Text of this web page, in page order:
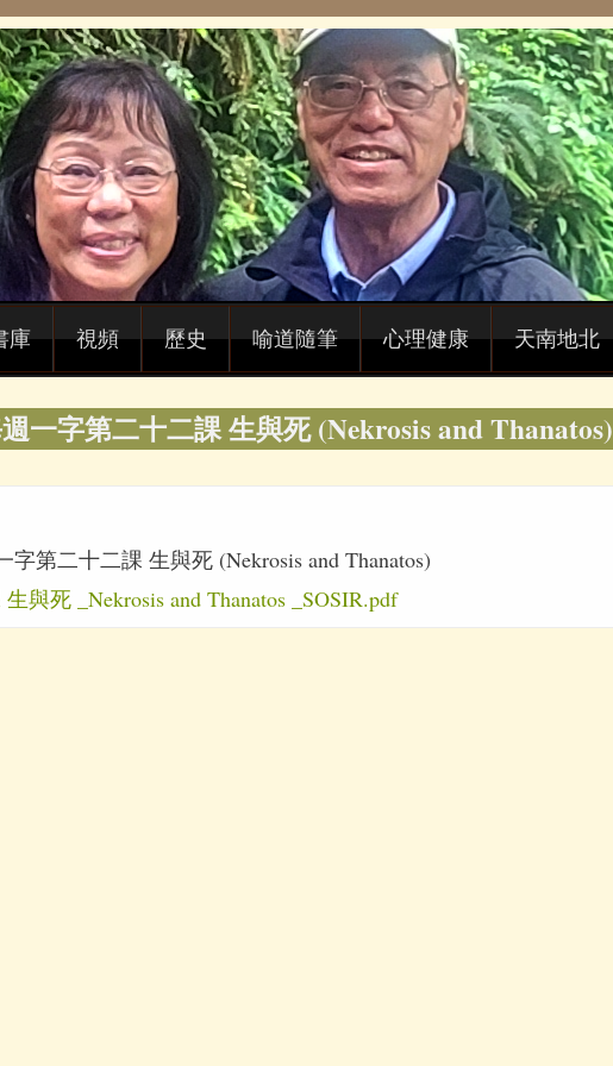
庫 視頻 歷史 喻道隨筆 心理健康 天南地北
一字第二十二課 生與死 (Nekrosis and Thanatos)
第二十二課 生與死 (Nekrosis and Thanatos)
與死 _Nekrosis and Thanatos _SOSIR.pdf